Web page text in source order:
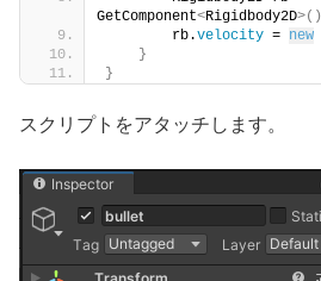
GetComponent<Rigidbody2D>()
        rb.
velocity = new
}
}
スクリプトをアタッチします。